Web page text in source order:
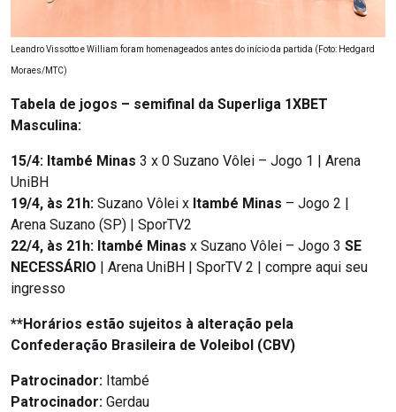
Leandro Vissotto e William foram homenageados antes do início da partida (Foto: Hedgard
Moraes/MTC)
Tabela de jogos – semifinal da Superliga 1XBET
Masculina:
15/4: Itambé Minas 3 x 0 Suzano Vôlei – Jogo 1 | Arena
UniBH
19/4, às 21h: Suzano Vôlei x Itambé Minas – Jogo 2 |
Arena Suzano (SP) | SporTV2
22/4, às 21h: Itambé Minas x Suzano Vôlei – Jogo 3 SE
NECESSÁRIO | Arena UniBH | SporTV 2 | compre aqui seu
ingresso
**Horários estão sujeitos à alteração pela
Confederação Brasileira de Voleibol (CBV)
Patrocinador: Itambé
Patrocinador: Gerdau